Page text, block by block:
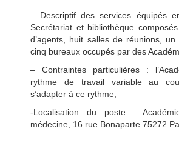
– Descriptif des services équipés
Secrétariat et bibliothèque
d’agents, huit salles de réunions,
cinq bureaux occupés par des
– Contraintes particulières :
rythme de travail variable au
s’adapter à ce rythme,
-Localisation du poste :
médecine, 16 rue Bonaparte 75272